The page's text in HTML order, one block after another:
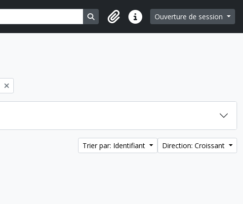
Search in browse page
Liens rapidesOuverture de session
Trier par: Identifiant Direction: Croissant